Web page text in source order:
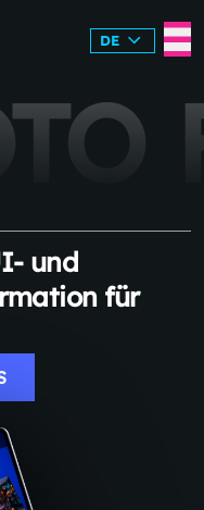
DE
und
für